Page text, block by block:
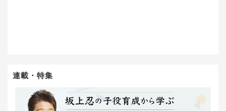
連載・特集